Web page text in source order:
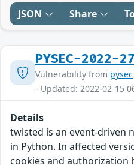
JSON Share
PYSEC-2022-27
Vulnerability from pysec
- Updated: 2022-02-15
Details
twisted is an event-driven
in Python. In affected
cookies and authorization